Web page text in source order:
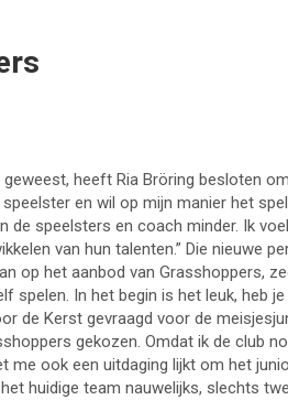
heeft Ria Bröring besloten
en wil op mijn manier het
speelsters en coach minder. Ik
van hun talenten.” Die nieuwe
op het aanbod van Grasshoppers,
In het begin is het leuk, heb
de Kerst gevraagd voor de
gekozen. Omdat ik de club
ook een uitdaging lijkt om het
huidige team nauwelijks, slechts